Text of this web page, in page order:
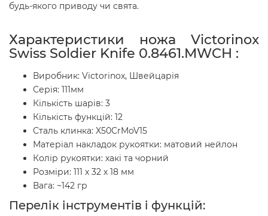
будь-якого приводу чи свята.
Характеристики ножа Victorinox
Swiss Soldier Knife 0.8461.MWCH :
Виробник: Victorinox, Швейцарія
Серія: 111мм
Кількість шарів: 3
Кількість функцій: 12
Сталь клинка: X50CrMoV15
Матеріал накладок рукоятки: матовий нейлон
Колір рукоятки: хакі та чорний
Розміри: 111 х 32 х 18 мм
Вага: ~142 гр
Перелік інструментів і функцій: